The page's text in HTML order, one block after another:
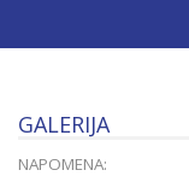
GALERIJA
NAPOMENA: